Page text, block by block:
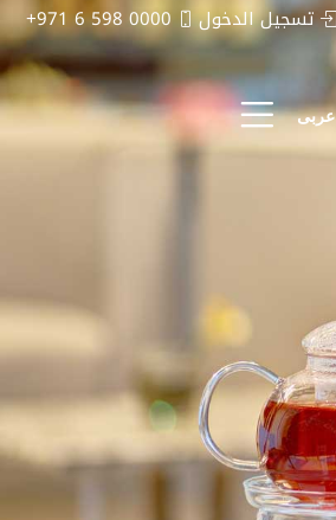
تسجيل الدخول 0000 598 6 971+
عربى
中文 (中国)
Русский
English